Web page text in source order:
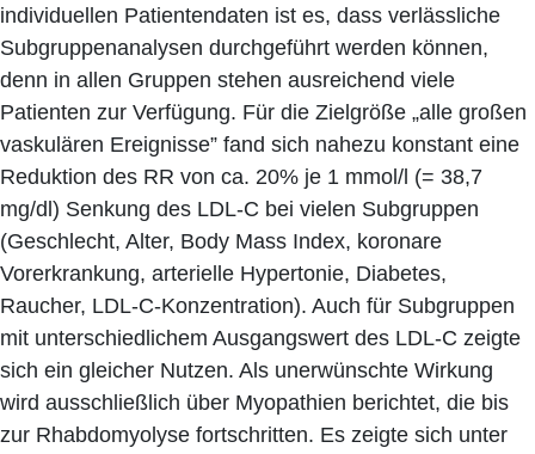
individuellen Patientendaten ist es, dass verlässliche
Subgruppenanalysen durchgeführt werden können,
denn in allen Gruppen stehen ausreichend viele
Patienten zur Verfügung. Für die Zielgröße „alle großen
vaskulären Ereignisse” fand sich nahezu konstant eine
Reduktion des RR von ca. 20% je 1 mmol/l (= 38,7
mg/dl) Senkung des LDL-C bei vielen Subgruppen
(Geschlecht, Alter, Body Mass Index, koronare
Vorerkrankung, arterielle Hypertonie, Diabetes,
Raucher, LDL-C-Konzentration). Auch für Subgruppen
mit unterschiedlichem Ausgangswert des LDL-C zeigte
sich ein gleicher Nutzen. Als unerwünschte Wirkung
wird ausschließlich über Myopathien berichtet, die bis
zur Rhabdomyolyse fortschritten. Es zeigte sich unter